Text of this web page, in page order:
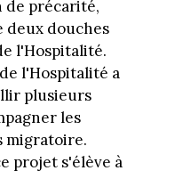
de précarité,
deux douches
l'Hospitalité.
l'Hospitalité a
plusieurs
les
migratoire.
projet s'élève à